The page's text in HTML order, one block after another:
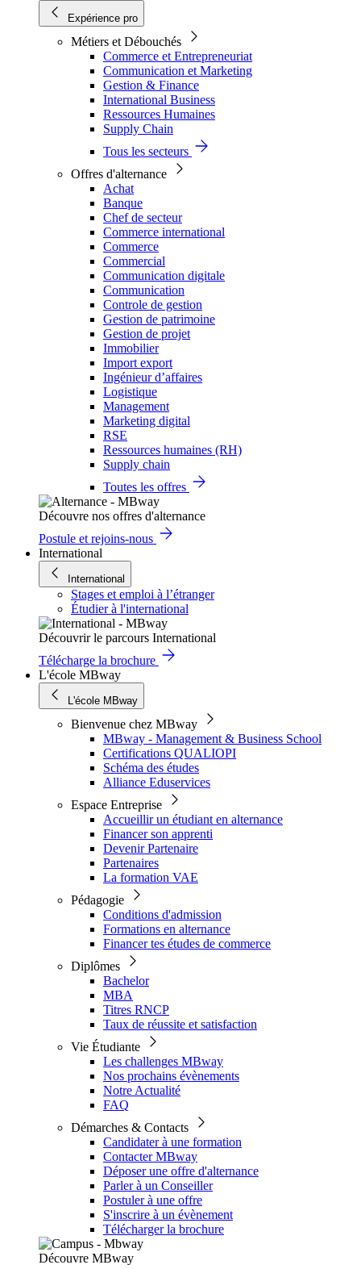
Expérience pro
Métiers et Débouchés
Commerce et Entrepreneuriat
Communication et Marketing
Gestion & Finance
International Business
Ressources Humaines
Supply Chain
Tous les secteurs
Offres d'alternance
Achat
Banque
Chef de secteur
Commerce international
Commerce
Commercial
Communication digitale
Communication
Controle de gestion
Gestion de patrimoine
Gestion de projet
Immobilier
Import export
Ingénieur d’affaires
Logistique
Management
Marketing digital
RSE
Ressources humaines (RH)
Supply chain
Toutes les offres
Découvre nos offres d'alternance
Postule et rejoins-nous
International
International
Stages et emploi à l’étranger
Étudier à l'international
Découvrir le parcours International
Télécharge la brochure
L'école MBway
L'école MBway
Bienvenue chez MBway
MBway - Management & Business School
Certifications QUALIOPI
Schéma des études
Alliance Eduservices
Espace Entreprise
Accueillir un étudiant en alternance
Financer son apprenti
Devenir Partenaire
Partenaires
La formation VAE
Pédagogie
Conditions d'admission
Formations en alternance
Financer tes études de commerce
Diplômes
Bachelor
MBA
Titres RNCP
Taux de réussite et satisfaction
Vie Étudiante
Les challenges MBway
Nos prochains évènements
Notre Actualité
FAQ
Démarches & Contacts
Candidater à une formation
Contacter MBway
Déposer une offre d'alternance
Parler à un Conseiller
Postuler à une offre
S'inscrire à un évènement
Télécharger la brochure
Découvre MBway